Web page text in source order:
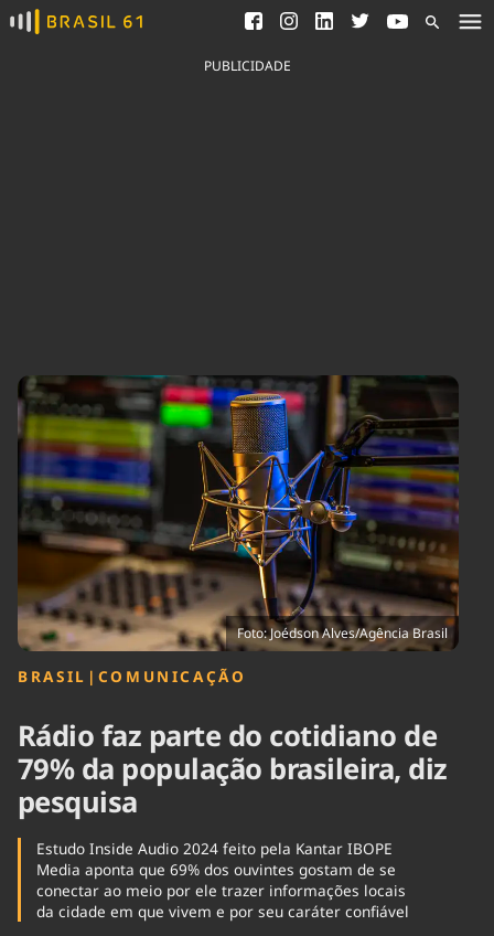
Ver todas as notícias
Saneamento
Indicadores
Agronegócios
Brasil
Brasil Mineral
Ciência &
Tecnologia
Cinema
Comportamento
Cultura
Economia
Educação
Infraestrutura
Internacional
Meio Ambiente
Podcast
Política
Saúde
Tempo
PUBLICIDADE
Foto: Joédson Alves/Agência Brasil
BRASIL | COMUNICAÇÃO
Rádio faz parte do cotidiano de
79% da população brasileira, diz
pesquisa
Estudo Inside Audio 2024 feito pela Kantar IBOPE
Media aponta que 69% dos ouvintes gostam de se
conectar ao meio por ele trazer informações locais
da cidade em que vivem e por seu caráter confiável